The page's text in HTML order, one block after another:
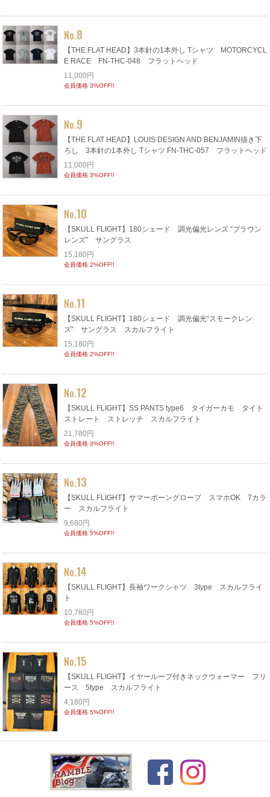
No.8
【THE FLAT HEAD】3本針の1本外し Tシャツ MOTORCYCL
E RACE FN-THC-048 フラットヘッド
11,000円
会員価格 3%OFF!!
No.9
【THE FLAT HEAD】LOUIS DESIGN AND BENJAMIN描き下
ろし 3本針の1本外し Tシャツ FN-THC-057 フラットヘッド
11,000円
会員価格 3%OFF!!
No.10
【SKULL FLIGHT】180シェード 調光偏光レンズ “ブラウン
レンズ” サングラス
15,180円
会員価格 2%OFF!!
No.11
【SKULL FLIGHT】180シェード 調光偏光“スモークレン
ズ” サングラス スカルフライト
15,180円
会員価格 2%OFF!!
No.12
【SKULL FLIGHT】SS PANTS type6 タイガーカモ タイト
ストレート ストレッチ スカルフライト
21,780円
会員価格 3%OFF!!
No.13
【SKULL FLIGHT】サマーボーングローブ スマホOK 7カラ
ー スカルフライト
9,680円
会員価格 5%OFF!!
No.14
【SKULL FLIGHT】長袖ワークシャツ 3type スカルフライ
ト
10,780円
会員価格 5%OFF!!
No.15
【SKULL FLIGHT】イヤーループ付きネックウォーマー フリ
ース 5type スカルフライト
4,180円
会員価格 5%OFF!!